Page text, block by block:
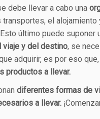
debe llevar a cabo una
el alojamiento
último puede suponer
viaje y del destino, se
adquirir, es por eso que,
productos a llevar.
diferentes formas de
a llevar.